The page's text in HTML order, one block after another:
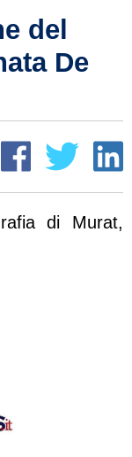
del
De
di Murat,